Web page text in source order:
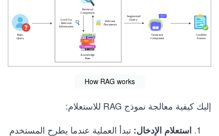
How RAG works
إليك كيفية معالجة نموذج RAG للاستعلام:
استعلام الإدخال: تبدأ العملية عندما يطرح المستخدم